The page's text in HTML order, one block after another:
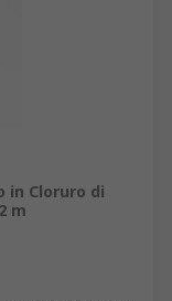
in Cloruro di
m